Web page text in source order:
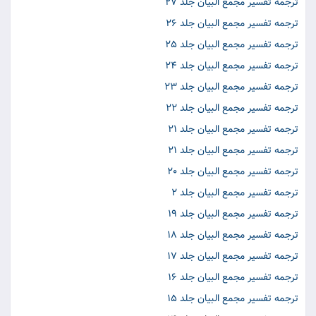
ترجمه تفسير مجمع البيان جلد 26
ترجمه تفسير مجمع البيان جلد 25
ترجمه تفسير مجمع البيان جلد 24
ترجمه تفسير مجمع البيان جلد 23
ترجمه تفسير مجمع البيان جلد 22
ترجمه تفسير مجمع البيان جلد 21
ترجمه تفسير مجمع البيان جلد 21
ترجمه تفسير مجمع البيان جلد 20
ترجمه تفسير مجمع البيان جلد 2
ترجمه تفسير مجمع البيان جلد 19
ترجمه تفسير مجمع البيان جلد 18
ترجمه تفسير مجمع البيان جلد 17
ترجمه تفسير مجمع البيان جلد 16
ترجمه تفسير مجمع البيان جلد 15